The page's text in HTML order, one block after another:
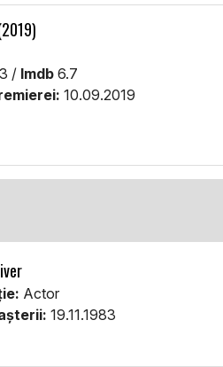
/ Imdb 6.7
10.09.2019
Actor
19.11.1983